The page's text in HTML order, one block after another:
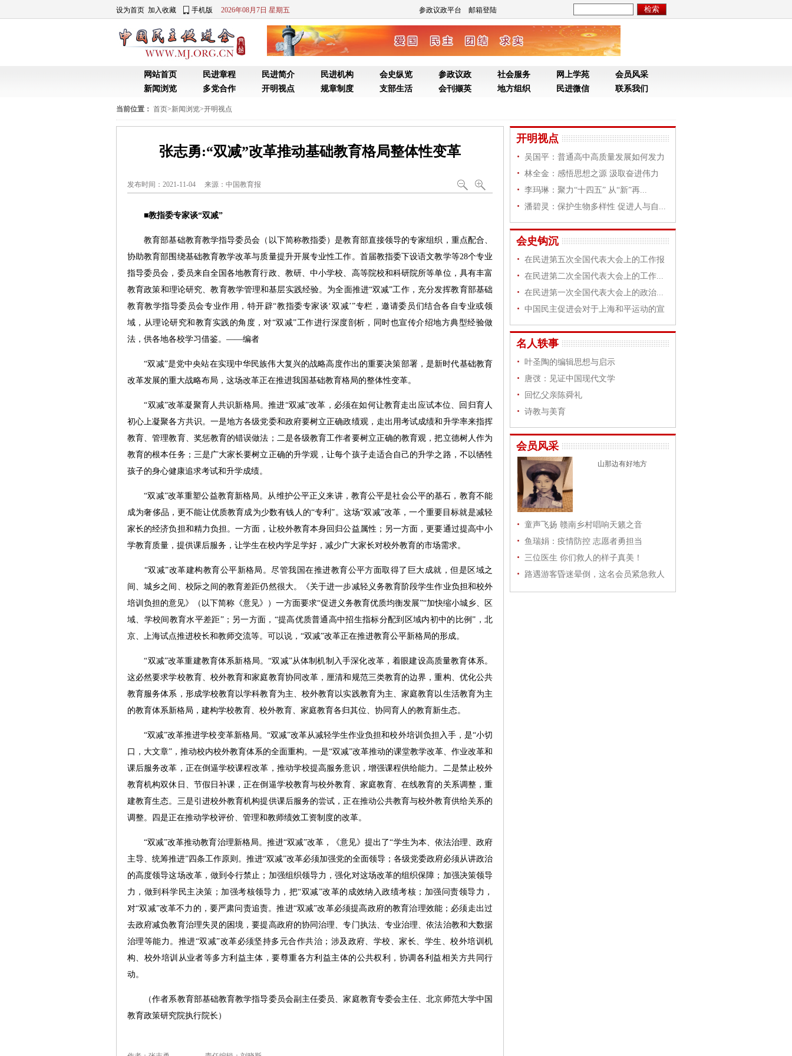
设为首页 加入收藏 手机版 2026年08月7日 星期五 参政议政平台 邮箱登陆
网站首页 民进章程 民进简介 民进机构 会史纵览 参政议政 社会服务 网上学苑
会员风采
新闻浏览
多党合作 开明视点 规章制度 支部生活 会刊撷英 地方组织 民进微信 联系我们
当前位置： 首页>新闻浏览>开明视点
张志勇:“双减”改革推动基础教育格局整体性变革
发布时间：2021-11-04 来源： 中国教育报
■教指委专家谈“双减”
教育部基础教育教学指导委员会（以下简称教指委）是教育部直接领导的专家组织，重点配合、
协助教育部围绕基础教育教学改革与质量提升开展专业性工作。首届教指委下设语文教学等28个专业
指导委员会，委员来自全国各地教育行政、教研、中小学校、高等院校和科研院所等单位，具有丰富
教育政策和理论研究、教育教学管理和基层实践经验。为全面推进“双减”工作，充分发挥教育部基础
教育教学指导委员会专业作用，特开辟“教指委专家谈‘双减’”专栏，邀请委员们结合各自专业或领
域，从理论研究和教育实践的角度，对“双减”工作进行深度剖析，同时也宣传介绍地方典型经验做
法，供各地各校学习借鉴。——编者
“双减”是党中央站在实现中华民族伟大复兴的战略高度作出的重要决策部署，是新时代基础教育
改革发展的重大战略布局，这场改革正在推进我国基础教育格局的整体性变革。
“双减”改革凝聚育人共识新格局。推进“双减”改革，必须在如何让教育走出应试本位、回归育人
初心上凝聚各方共识。一是地方各级党委和政府要树立正确政绩观，走出用考试成绩和升学率来指挥
教育、管理教育、奖惩教育的错误做法；二是各级教育工作者要树立正确的教育观，把立德树人作为
教育的根本任务；三是广大家长要树立正确的升学观，让每个孩子走适合自己的升学之路，不以牺牲
孩子的身心健康追求考试和升学成绩。
“双减”改革重塑公益教育新格局。从维护公平正义来讲，教育公平是社会公平的基石，教育不能
成为奢侈品，更不能让优质教育成为少数有钱人的“专利”。这场“双减”改革，一个重要目标就是减轻
家长的经济负担和精力负担。一方面，让校外教育本身回归公益属性；另一方面，更要通过提高中小
学教育质量，提供课后服务，让学生在校内学足学好，减少广大家长对校外教育的市场需求。
“双减”改革建构教育公平新格局。尽管我国在推进教育公平方面取得了巨大成就，但是区域之
间、城乡之间、校际之间的教育差距仍然很大。《关于进一步减轻义务教育阶段学生作业负担和校外
培训负担的意见》（以下简称《意见》）一方面要求“促进义务教育优质均衡发展”“加快缩小城乡、区
域、学校间教育水平差距”；另一方面，“提高优质普通高中招生指标分配到区域内初中的比例”，北
京、上海试点推进校长和教师交流等。可以说，“双减”改革正在推进教育公平新格局的形成。
“双减”改革重建教育体系新格局。“双减”从体制机制入手深化改革，着眼建设高质量教育体系。
这必然要求学校教育、校外教育和家庭教育协同改革，厘清和规范三类教育的边界，重构、优化公共
教育服务体系，形成学校教育以学科教育为主、校外教育以实践教育为主、家庭教育以生活教育为主
的教育体系新格局，建构学校教育、校外教育、家庭教育各归其位、协同育人的教育新生态。
“双减”改革推进学校变革新格局。“双减”改革从减轻学生作业负担和校外培训负担入手，是“小切
口，大文章”，推动校内校外教育体系的全面重构。一是“双减”改革推动的课堂教学改革、作业改革和
课后服务改革，正在倒逼学校课程改革，推动学校提高服务意识，增强课程供给能力。二是禁止校外
教育机构双休日、节假日补课，正在倒逼学校教育与校外教育、家庭教育、在线教育的关系调整，重
建教育生态。三是引进校外教育机构提供课后服务的尝试，正在推动公共教育与校外教育供给关系的
调整。四是正在推动学校评价、管理和教师绩效工资制度的改革。
“双减”改革推动教育治理新格局。推进“双减”改革，《意见》提出了“学生为本、依法治理、政府
主导、统筹推进”四条工作原则。推进“双减”改革必须加强党的全面领导；各级党委政府必须从讲政治
的高度领导这场改革，做到令行禁止；加强组织领导力，强化对这场改革的组织保障；加强决策领导
力，做到科学民主决策；加强考核领导力，把“双减”改革的成效纳入政绩考核；加强问责领导力，
对“双减”改革不力的，要严肃问责追责。推进“双减”改革必须提高政府的教育治理效能；必须走出过
去政府减负教育治理失灵的困境，要提高政府的协同治理、专门执法、专业治理、依法治教和大数据
治理等能力。推进“双减”改革必须坚持多元合作共治；涉及政府、学校、家长、学生、校外培训机
构、校外培训从业者等多方利益主体，要尊重各方利益主体的公共权利，协调各利益相关方共同行
动。
（作者系教育部基础教育教学指导委员会副主任委员、家庭教育专委会主任、北京师范大学中国
教育政策研究院执行院长）
开明视点
吴国平：普通高中高质量发展如何发力
林全金：感悟思想之源 汲取奋进伟力
李玛琳：聚力“十四五” 从“新”再...
潘碧灵：保护生物多样性 促进人与自...
会史钩沉
在民进第五次全国代表大会上的工作报
告在民进第二次全国代表大会上的工作...
在民进第一次全国代表大会上的政治...
中国民主促进会对于上海和平运动的宣
言
名人轶事
叶圣陶的编辑思想与启示
唐弢：见证中国现代文学
回忆父亲陈舜礼
诗教与美育
会员风采
山那边有好地方
童声飞扬 赣南乡村唱响天籁之音
鱼瑞娟：疫情防控 志愿者勇担当
三位医生 你们救人的样子真美！
路遇游客昏迷晕倒，这名会员紧急救人